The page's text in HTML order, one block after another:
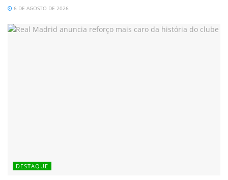
6 DE AGOSTO DE 2026
DESTAQUE